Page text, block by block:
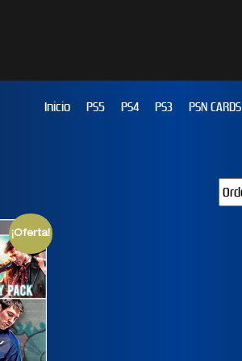
Inicio PS5 PS4 PS3 PSN CARDS
¡Oferta!